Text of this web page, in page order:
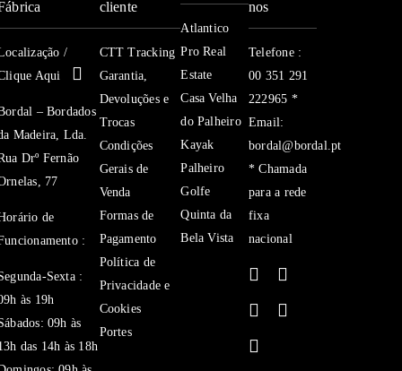
/
Aqui
– Bordados
Madeira, Lda.
Drº Fernão
77
de
:
Sexta :
às 19h
09h às
das 14h às 18h
cliente
CTT Tracking
Garantia,
Devoluções e
Trocas
Condições
Gerais de
Venda
Formas de
Pagamento
Política de
Privacidade e
Cookies
Portes
Atlantico
Pro Real
Estate
Casa Velha
do Palheiro
Kayak
Palheiro
Golfe
Quinta da
Bela Vista
nos
Telefone :
00 351 291
222965 *
Email:
bordal@bordal.pt
* Chamada
para a rede
fixa
nacional